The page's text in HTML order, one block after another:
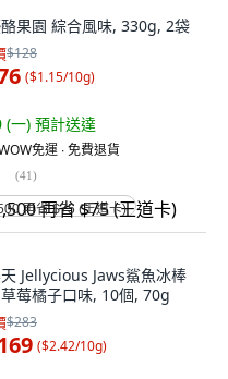
果園 綜合風味, 330g, 2袋
$128
($1.15/10g)
(一) 預計送達
免運 ∙ 免費退貨
(41)
再省 $75 (王道卡)
Jellycious Jaws鯊魚冰棒
莓橘子口味, 10個, 70g
$283
($2.42/10g)